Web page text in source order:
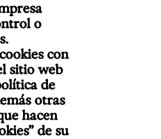
o
con
sitio web
de
otras
hacen
de su